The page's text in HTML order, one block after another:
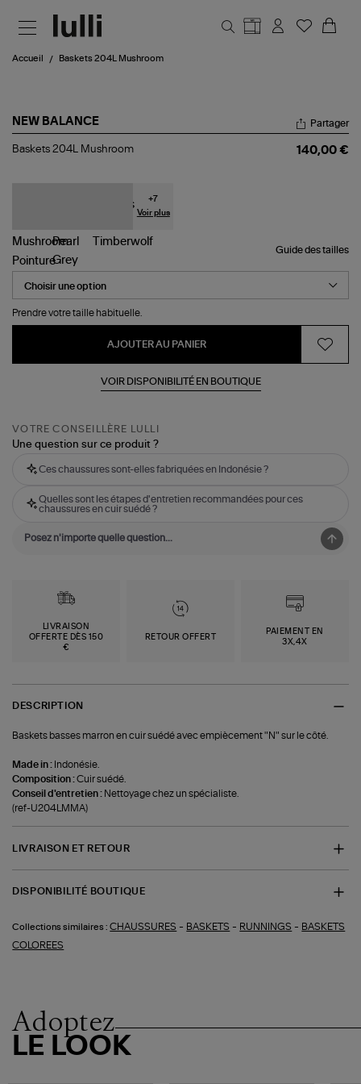
Accueil Baskets 204L Mushroom
NEW BALANCE
Baskets
Partager
Baskets 204L Mushroom 140,00 €
+7
Voir plus
Guide des tailles
Pointure
Prendre votre taille habituelle.
AJOUTER AU PANIER
VOIR DISPONIBILITÉ EN BOUTIQUE
VOTRE CONSEILLÈRE LULLI
Une question sur ce produit ?
Ces chaussures sont-elles fabriquées en Indonésie ?
Quelles sont les étapes d'entretien recommandées pour ces
chaussures en cuir suédé ?
LIVRAISON
OFFERTE DÈS 150
€
RETOUR OFFERT
PAIEMENT EN
3X,4X
DESCRIPTION
Baskets basses marron en cuir suédé avec empiècement "N" sur le côté.
Made in : Indonésie.
Composition :Cuir suédé.
Conseil d'entretien : Nettoyage chez un spécialiste.
(ref-U204LMMA)
LIVRAISON ET RETOUR
DISPONIBILITÉ BOUTIQUE
Collections similaires : CHAUSSURES - BASKETS - RUNNINGS - BASKETS
COLOREES
Adoptez
LE LOOK